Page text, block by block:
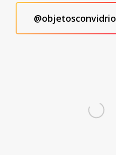
@objetosconvidrio